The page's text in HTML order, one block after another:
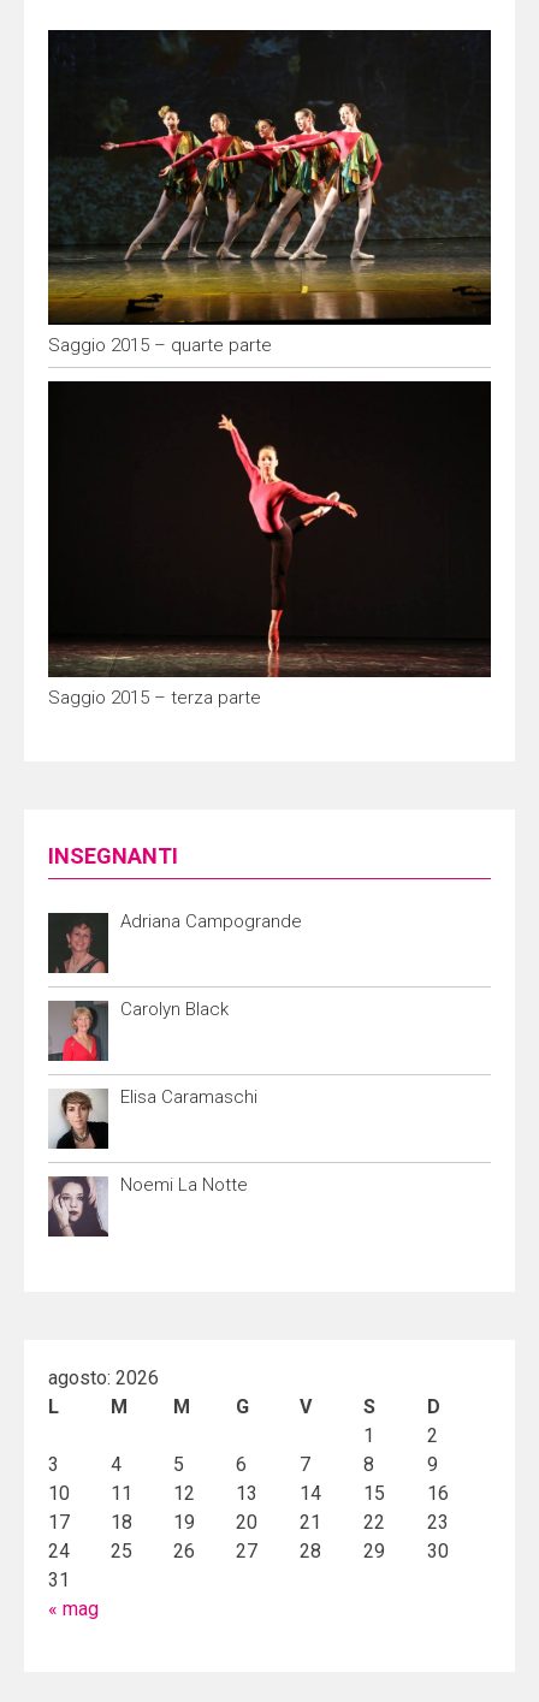
Saggio 2015 – quarte parte
Saggio 2015 – terza parte
INSEGNANTI
Adriana Campogrande
Carolyn Black
Elisa Caramaschi
Noemi La Notte
agosto: 2026
L
M M G V S D
« mag
1
2
3
4 5 6 7 8
9
10
11 12 13 14 15
16
17
18 19 20 21 22
23
24
25 26 27 28 29
30
31